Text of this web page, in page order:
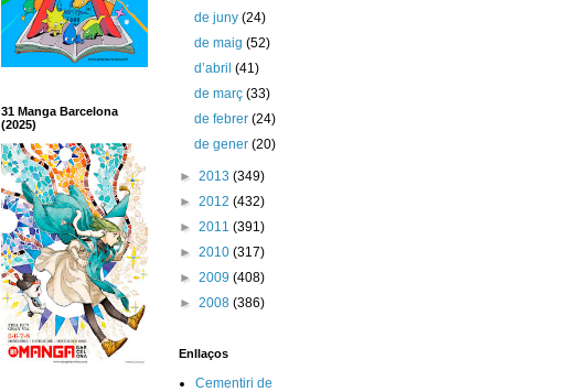
31 Manga Barcelona
(2025)
de juny(24)
de maig(52)
d’abril(41)
de març(33)
de febrer(24)
de gener(20)
► 2013 (349)
► 2012 (432)
► 2011 (391)
► 2010 (317)
► 2009 (408)
► 2008 (386)
Enllaços
Cementiri de